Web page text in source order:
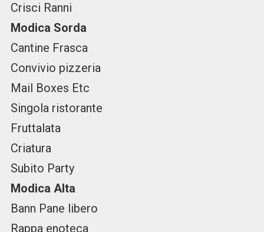
Crisci Ranni
Modica Sorda
Cantine Frasca
Convivio pizzeria
Mail Boxes Etc
Singola ristorante
Fruttalata
Criatura
Subito Party
Modica Alta
Bann Pane libero
Rappa enoteca